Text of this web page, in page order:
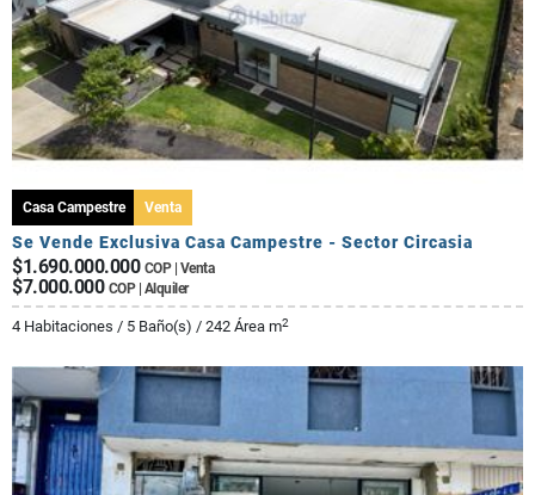
Casa Campestre Venta
Se Vende Exclusiva Casa Campestre - Sector Circasia
$1.690.000.000 COP | Venta
$7.000.000 COP | Alquiler
4 Habitaciones / 5 Baño(s) / 242 Área m2